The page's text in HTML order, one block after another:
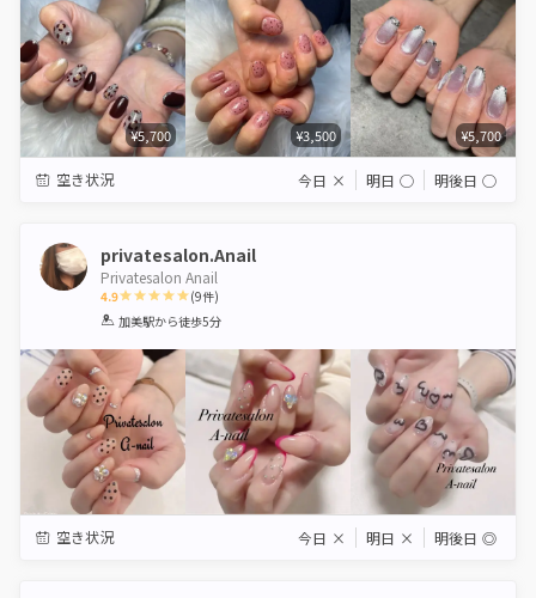
¥5,700 ¥3,500 ¥5,700
空き状況 今日 × 明日 ◯ 明後日 ◯
privatesalon.Anail
Privatesalon Anail
4.9
1 2 3 4 5
(9件)
加美駅から徒歩5分
空き状況 今日 × 明日 × 明後日 ◎